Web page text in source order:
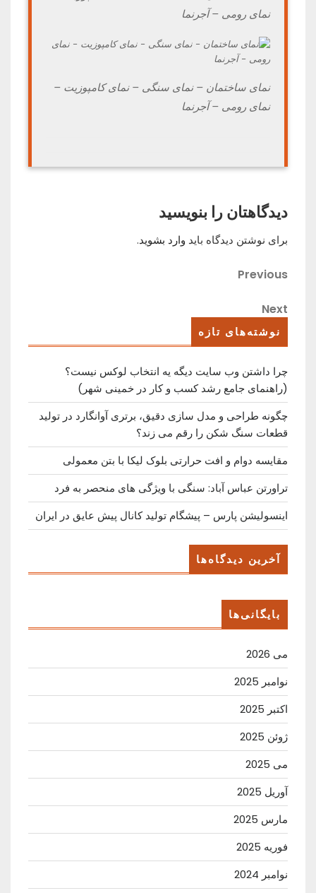
نمای رومی – آجرنما
نمای ساختمان – نمای سنگی – نمای کامپوزیت –
نمای رومی – آجرنما
دیدگاهتان را بنویسید
برای نوشتن دیدگاه باید وارد بشوید.
راهبری
نوشته
Previous
Previous
Next
Next
نوشته‌های تازه
چرا داشتن وب سایت دیگه یه انتخاب لوکس نیست؟
(راهنمای جامع رشد کسب ‌و کار در خمینی ‌شهر)
چگونه طراحی و مدل سازی دقیق، برتری آوانگارد در تولید
قطعات سنگ شکن را رقم می زند؟
مقایسه دوام و افت حرارتی بلوک لیکا با بتن معمولی
تراورتن عباس آباد: سنگی با ویژگی های منحصر به فرد
اینسولیشن پارس – پیشگام تولید کانال پیش عایق در ایران
آخرین دیدگاه‌ها
بایگانی‌ها
می 2026
نوامبر 2025
اکتبر 2025
ژوئن 2025
می 2025
آوریل 2025
مارس 2025
فوریه 2025
نوامبر 2024